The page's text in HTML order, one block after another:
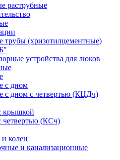
раструбные
трубы (хризотилцементные)
устройства для люков
с дном
с дном с четвертью (КЦДч)
крышкой
четвертью (КСч)
колец
и канализационные